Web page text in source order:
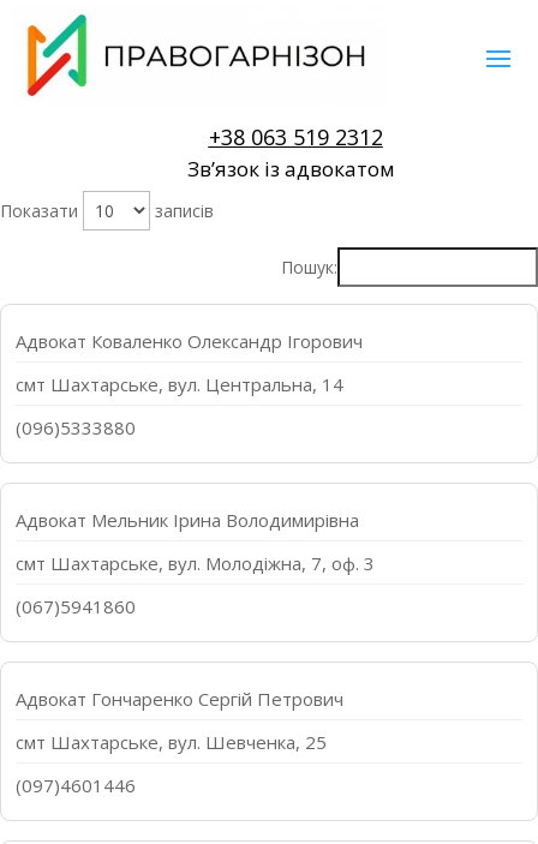
+38 063 519 2312
Звʼязок із адвокатом
Показати записів
Пошук:
Адвокат Коваленко Олександр Ігорович
смт Шахтарське, вул. Центральна, 14
(096)5333880
Адвокат Мельник Ірина Володимирівна
смт Шахтарське, вул. Молодіжна, 7, оф. 3
(067)5941860
Адвокат Гончаренко Сергій Петрович
смт Шахтарське, вул. Шевченка, 25
(097)4601446